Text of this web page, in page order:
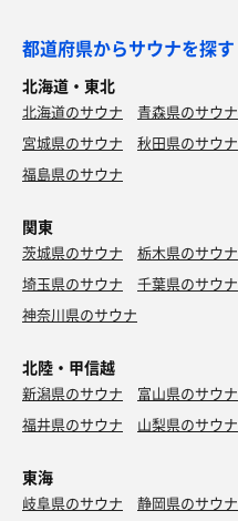
都道府県からサウナを探す
北海道・東北
北海道のサウナ 青森県のサウナ
宮城県のサウナ
秋田県のサウナ
福島県のサウナ
関東
茨城県のサウナ 栃木県のサウナ
埼玉県のサウナ
千葉県のサウナ
神奈川県のサウナ
北陸・甲信越
新潟県のサウナ 富山県のサウナ
福井県のサウナ
山梨県のサウナ
東海
岐阜県のサウナ 静岡県のサウナ